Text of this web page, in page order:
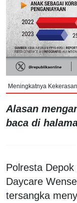
Meningkatnya
Alasan
baca di
Polresta
Daycare
tersangka